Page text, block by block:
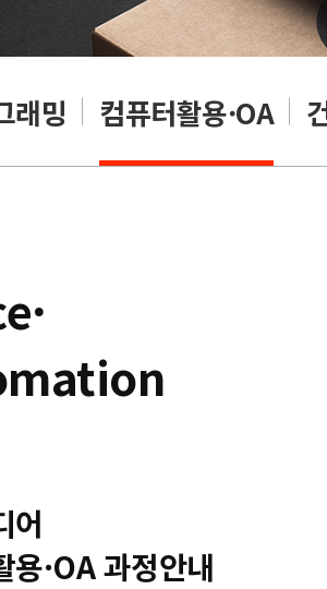
래밍 컴퓨터활용·OA
어
용·OA 과정안내